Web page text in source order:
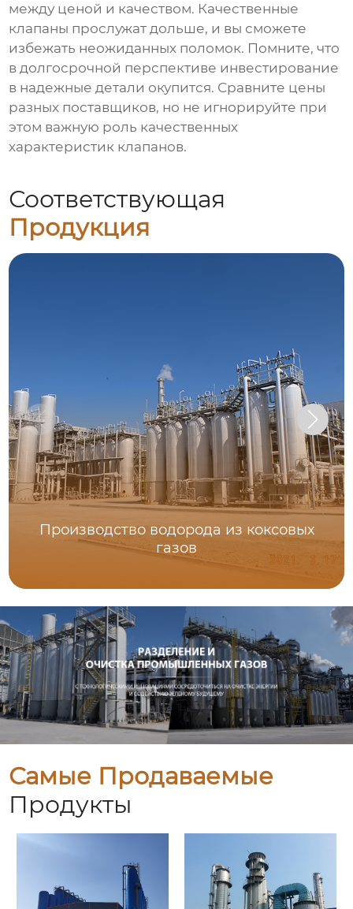
между ценой и качеством. Качественные
клапаны прослужат дольше, и вы сможете
избежать неожиданных поломок. Помните, что
в долгосрочной перспективе инвестирование
в надежные детали окупится. Сравните цены
разных поставщиков, но не игнорируйте при
этом важную роль качественных
характеристик клапанов.
Соответствующая
Продукция
Производство водорода из коксовых
газов
Самые Продаваемые
Продукты